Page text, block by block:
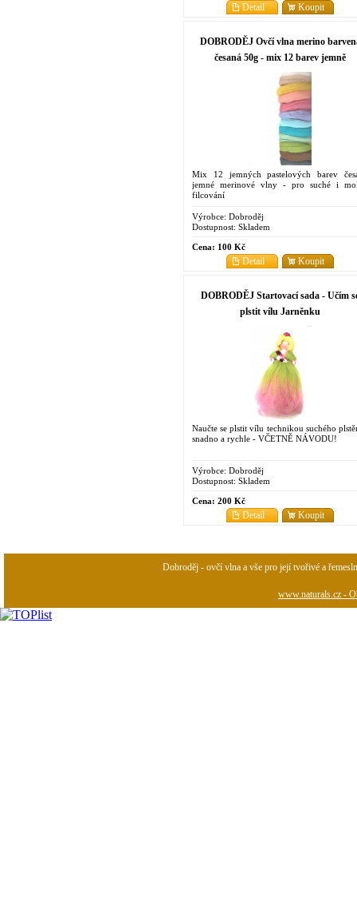
Koupit
Detail
DOBRODĚJ Ovčí vlna merino
česaná 50g - mix 12 barev jemně
pastelových
Mix 12 jemných pastelových barev
jemné merinové vlny - pro suché i
filcování
Výrobce: Dobroděj
Dostupnost: Skladem
Cena: 100 Kč
Koupit
Detail
DOBRODĚJ Startovací sada - Učím
plstit vílu Jarněnku
Naučte se plstit vílu technikou suchého
snadno a rychle - VČETNĚ NÁVODU!
Výrobce: Dobroděj
Dostupnost: Skladem
Cena: 200 Kč
Koupit
Detail
Dobroděj - ovčí vlna a vše pro její tvořivé a
www.naturals.cz -